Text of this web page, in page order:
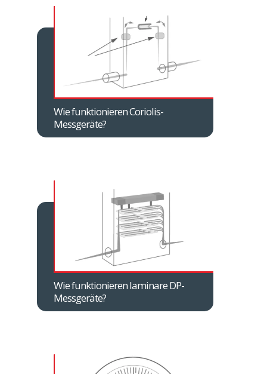
Wie funktionieren Coriolis-
Messgeräte?
Wie funktionieren laminare DP-
Messgeräte?